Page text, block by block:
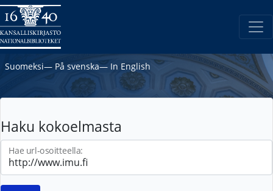
Suomeksi― På svenska― In English
Haku kokoelmasta
Hae url-osoitteella: